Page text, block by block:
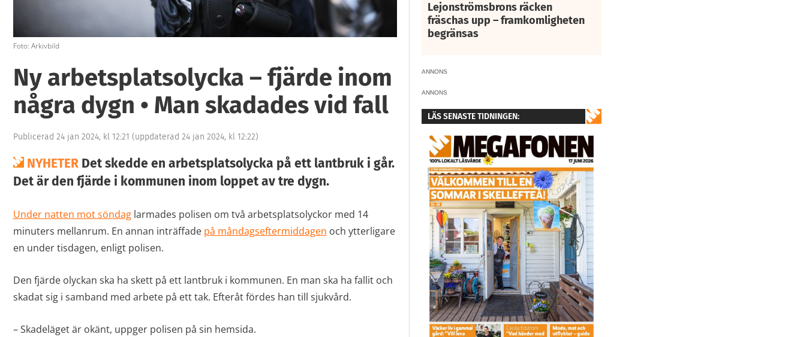
Foto: Arkivbild
Ny arbetsplatsolycka – fjärde inom
några dygn • Man skadades vid fall
Publicerad 24 jan 2024, kl 12:21 (uppdaterad 24 jan 2024, kl 12:22)
NYHETERDet skedde en arbetsplatsolycka på ett lantbruk i går.
Det är den fjärde i kommunen inom loppet av tre dygn.
Under natten mot söndaglarmades polisen om två arbetsplatsolyckor med 14
minuters mellanrum. En annan inträffade på måndagseftermiddagen och ytterligare
en under tisdagen, enligt polisen.
Den fjärde olyckan ska ha skett på ett lantbruk i kommunen. En man ska ha fallit och
skadat sig i samband med arbete på ett tak. Efteråt fördes han till sjukvård.
– Skadeläget är okänt, uppger polisen på sin hemsida.
Lejonströmsbrons räcken
fräschas upp – framkomligheten
begränsas
ANNONS
ANNONS
LÄS SENASTE TIDNINGEN: